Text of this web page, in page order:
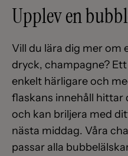
Upplev en
Vill du lära dig mer om
dryck, champagne?
enkelt härligare och
flaskans innehåll hittar
och kan briljera med
nästa middag. Våra
passar alla